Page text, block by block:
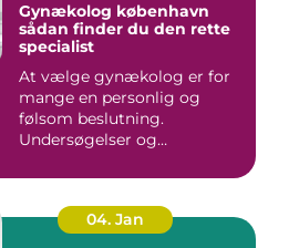
Gynækolog københavn
sådan finder du den rette
specialist
At vælge gynækolog er for
mange en personlig og
følsom beslutning.
Undersøgelser og
04. Jan